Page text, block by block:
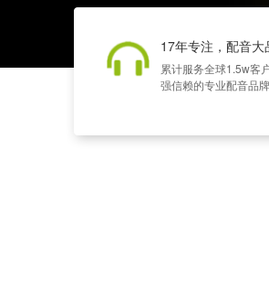
17年专注，配音大
累计服务全球1.5w客
强信赖的专业配音品牌